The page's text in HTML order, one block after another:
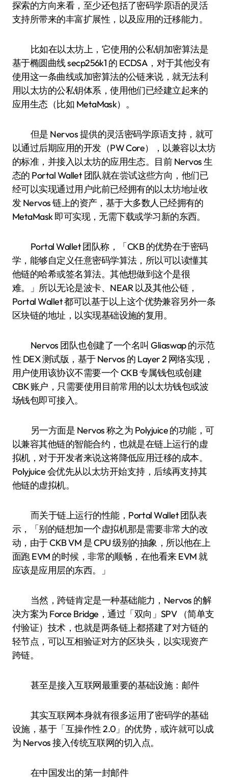
探索的方向来看，至少还包括了密码学原语的灵活
支持所带来的丰富扩展性，以及应用的迁移能力。
比如在以太坊上，它使用的公私钥加密算法是
基于椭圆曲线 secp256k1 的 ECDSA，对于其他没有
使用这一条曲线或加密算法的公链来说，就无法利
用以太坊的公私钥体系，使用他们已经建立起来的
应用生态（比如 MetaMask）。
但是 Nervos 提供的灵活密码学原语支持，就可
以通过后期应用的开发（PW Core），以兼容以太坊
的标准，并接入以太坊的应用生态。目前 Nervos 生
态的 Portal Wallet 团队就在尝试这些方向，他们已
经可以实现通过用户此前已经拥有的以太坊地址收
发 Nervos 链上的资产，基于大多数人已经拥有的
MetaMask 即可实现，无需下载或学习新的东西。
Portal Wallet 团队称，「CKB 的优势在于密码
学，能够自定义任意密码学算法，所以可以读懂其
他链的哈希或签名算法。其他想做到这个是很
难。」所以无论是波卡、NEAR 以及其他公链，
Portal Wallet 都可以基于以上这个优势兼容另外一条
区块链的地址，以实现基础设施的复用。
Nervos 团队也创建了一个名叫 Gliaswap 的示范
性 DEX 测试版，基于 Nervos 的 Layer 2 网络实现，
用户使用该协议不需要一个 CKB 专属钱包或创建
CBK 账户，只需要使用目前常用的以太坊钱包或波
场钱包即可接入。
另一方面是 Nervos 称之为 Polyjuice 的功能，可
以兼容其他链的智能合约，也就是在链上运行的虚
拟机，对于开发者来说这将降低应用迁移的成本。
Polyjuice 会优先从以太坊开始支持，后续再支持其
他链的虚拟机。
而关于链上运行的性能，Portal Wallet 团队表
示，「别的链想加一个虚拟机那是需要非常大的改
动，由于 CKB VM 是 CPU 级别的抽象，所以他在上
面跑 EVM 的时候，非常的顺畅，在他看来 EVM 就
应该是应用层的东西。」
当然，跨链肯定是一种基础能力，Nervos 的解
决方案为 Force Bridge，通过「双向」SPV （简单支
付验证）技术，也就是两条链上都搭建了对方链的
轻节点，可以互相验证对方的区块头，以实现资产
跨链。
甚至是接入互联网最重要的基础设施：邮件
其实互联网本身就有很多运用了密码学的基础
设施，基于「互操作性 2.0」的优势，或许就可以成
为 Nervos 接入传统互联网的切入点。
在中国发出的第一封邮件